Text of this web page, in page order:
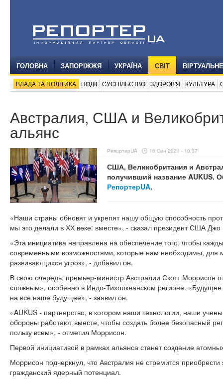
ГОЛОВНА ЗАПОРІЖЖЯ УКРАЇНА СВІТ
ВЛАДА ТА ПОЛІТИКА ПОДІЇ СУСПІЛЬСТВО ЗДОРОВ'Я КУЛЬТУРА
Австралия, США и
альянс
РепортерUA 16 Сен 2021 - 10:37
США, Великобритания и
получивший название AUKUS.
РепортерUA.
«Наши страны обновят и укрепят нашу общую способность
мы это делали в ХХ веке: вместе», - сказал президент США
«Эта инициатива направлена на обеспечение того, чтобы
современными возможностями, которые нам необходимы, для
развивающихся угроз», - добавил он.
В свою очередь, премьер-министр Австралии Скотт Моррисон
сложным», особенно в Индо-Тихоокеанском регионе. «Будущее
на все наше будущее», - заявил он.
«AUKUS - партнерство, в котором наши технологии, наши
обороны работают вместе, чтобы создать более безопасный
пользу всем», - отметил Моррисон.
Первой инициативой в рамках альянса станет создание
Моррисон подчеркнул, что Австралия не стремится
гражданский ядерный потенциал.